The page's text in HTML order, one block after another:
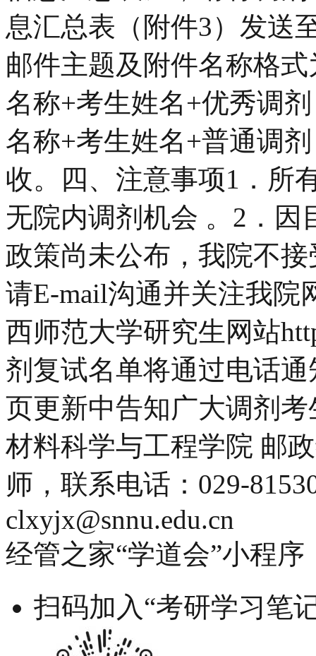
息汇总表（附件3）发送
邮件主题及附件名称格
名称+考生姓名+优秀调
名称+考生姓名+普通调
收。四、注意事项1．所
无院内调剂机会 。2．
政策尚未公布，我院不
请E-mail沟通并关注我院
西师范大学研究生网站
剂复试名单将通过电话
页更新中告知广大调剂
材料科学与工程学院 邮
师，联系电话：029-
clxyjx@snnu.edu.cn
经管之家“学道会”小程序
扫码加入“考研学习笔